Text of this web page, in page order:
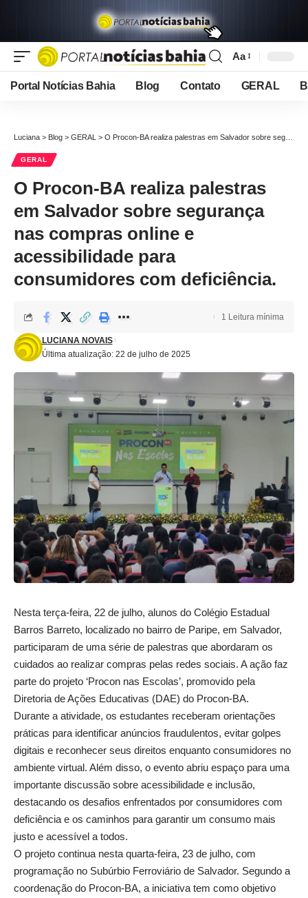
Font
Resizer
Aa
Portal Notícias Bahia Blog Contato GERAL
Luciana > Blog > GERAL > O Procon-BA realiza palestras em Salvador sobre segurança nas compras online e acessibilidade para consumidores com deficiência.
GERAL
O Procon-BA realiza palestras
em Salvador sobre segurança
nas compras online e
acessibilidade para
consumidores com deficiência.
Última atualização: 22 de julho de 2025
LUCIANA NOVAIS
1 Leitura mínima
Nesta terça-feira, 22 de julho, alunos do Colégio Estadual
Barros Barreto, localizado no bairro de Paripe, em Salvador,
participaram de uma série de palestras que abordaram os
cuidados ao realizar compras pelas redes sociais. A ação faz
parte do projeto ‘Procon nas Escolas’, promovido pela
Diretoria de Ações Educativas (DAE) do Procon-BA.
Durante a atividade, os estudantes receberam orientações
práticas para identificar anúncios fraudulentos, evitar golpes
digitais e reconhecer seus direitos enquanto consumidores no
ambiente virtual. Além disso, o evento abriu espaço para uma
importante discussão sobre acessibilidade e inclusão,
destacando os desafios enfrentados por consumidores com
deficiência e os caminhos para garantir um consumo mais
justo e acessível a todos.
O projeto continua nesta quarta-feira, 23 de julho, com
programação no Subúrbio Ferroviário de Salvador. Segundo a
coordenação do Procon-BA, a iniciativa tem como objetivo